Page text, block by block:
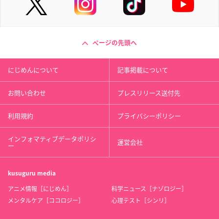
ページの先頭へ
にじめんについて 記事掲載について
お問い合わせ プレスリリース送付先
利用規約 プライバシーポリシー
インフォマティブデータポリシ
ー 運営会社
kusuguru media
アニメ情報［にじめん］
科学ニュース［ナゾロジー］
メンタルケア［ココロジー］
心理テスト［シンリ］